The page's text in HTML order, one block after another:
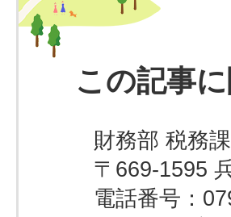
この記事
財務部 税務
〒669-1595
電話番号：